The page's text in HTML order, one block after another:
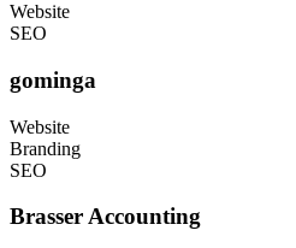
Website
SEO
gominga
Website
Branding
SEO
Brasser Accounting